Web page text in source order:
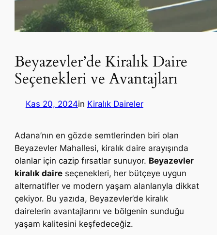
Beyazevler’de Kiralık Daire
Seçenekleri ve Avantajları
Kas 20, 2024in Kiralık Daireler
Adana’nın en gözde semtlerinden biri olan
Beyazevler Mahallesi, kiralık daire arayışında
olanlar için cazip fırsatlar sunuyor. Beyazevler
kiralık daire seçenekleri, her bütçeye uygun
alternatifler ve modern yaşam alanlarıyla dikkat
çekiyor. Bu yazıda, Beyazevler’de kiralık
dairelerin avantajlarını ve bölgenin sunduğu
yaşam kalitesini keşfedeceğiz.